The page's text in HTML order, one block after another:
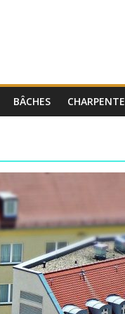
BÂCHES CHARPENTE